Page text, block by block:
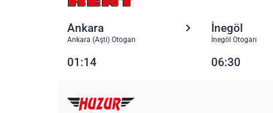
Ankara
Ankara (Aşti) Otogarı
İnegöl
İnegöl Otogarı
01:14 06:30